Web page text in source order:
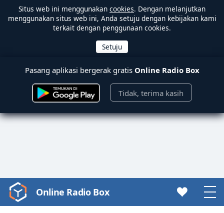
Situs web ini menggunakan cookies. Dengan melanjutkan
menggunakan situs web ini, Anda setuju dengan kebijakan kami
terkait dengan penggunaan cookies.
Pasang aplikasi bergerak gratis Online Radio Box
Tidak, terima kasih
Video
Player
Online Radio Box